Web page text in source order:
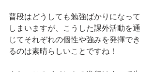
普段はどうしても勉強ばかりになって
しまいますが、こうした課外活動を通
じてそれぞれの個性や強みを発揮でき
るのは素晴らしいことですね！